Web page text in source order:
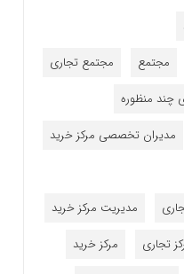
مجتمع
مجتمع تجاری
چند منظوره
مدیران تخصصی مرکز خرید
مدیریت مرکز خرید
تجاری
مرکز خرید